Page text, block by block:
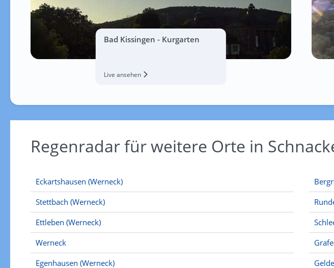
Bad Kissingen - Kurgarten
Live ansehen
Regenradar für weitere Orte in
Eckartshausen (Werneck)
Stettbach (Werneck)
Ettleben (Werneck)
Werneck
Egenhausen (Werneck)